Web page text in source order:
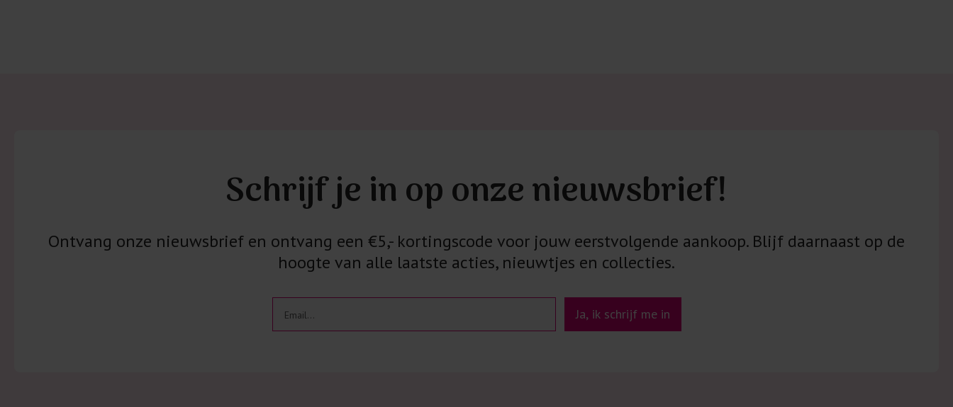
Schrijf je in op onze nieuwsbrief!
Ontvang onze nieuwsbrief en ontvang een €5,- kortingscode voor jouw eerstvolgende aankoop. Blijf daarnaast op de
hoogte van alle laatste acties, nieuwtjes en collecties.
Ja, ik schrijf me in